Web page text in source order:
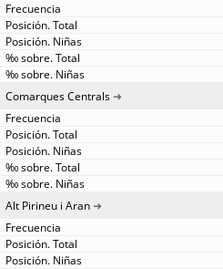
Comarques Centrals
Alt Pirineu i Aran